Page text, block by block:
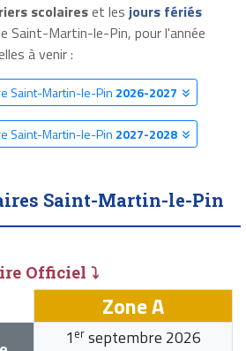
scolaireset les jours fériés
Saint-Martin-le-Pin, pour l'année
à venir :
Saint-Martin-le-Pin 2026-2027
Saint-Martin-le-Pin 2027-2028
Saint-Martin-le-Pin
Officiel ⤵
Zone A
1 er septembre 2026